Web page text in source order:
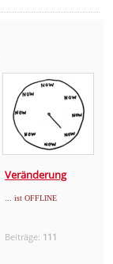
Veränderung
... ist OFFLINE
Beiträge: 111